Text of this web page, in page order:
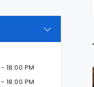
18:00 PM
18:00 PM